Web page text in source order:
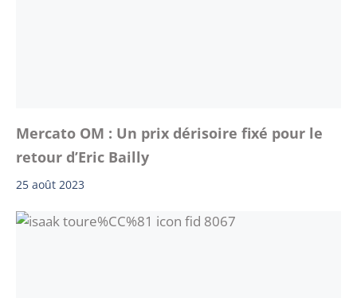
Mercato OM : Un prix dérisoire fixé pour le
retour d’Eric Bailly
25 août 2023